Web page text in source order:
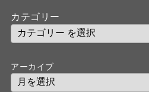
カテゴリー
アーカイブ